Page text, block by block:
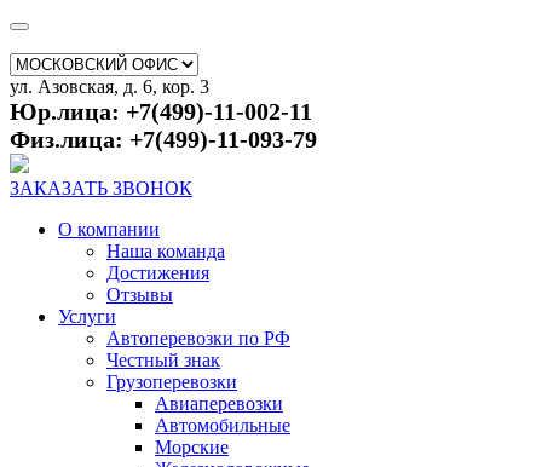
ул. Азовская, д. 6, кор. 3
Юр.лица: +7(499)-11-002-11
Физ.лица: +7(499)-11-093-79
ЗАКАЗАТЬ ЗВОНОК
О компании
Наша команда
Достижения
Отзывы
Услуги
Автоперевозки по РФ
Честный знак
Грузоперевозки
Авиаперевозки
Автомобильные
Морские